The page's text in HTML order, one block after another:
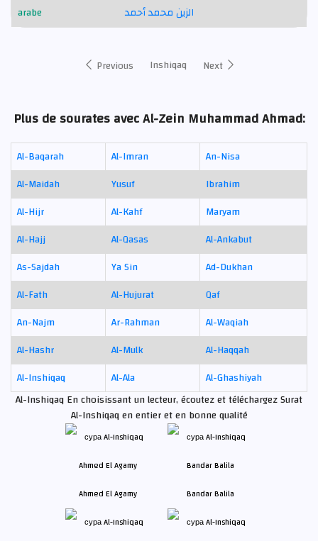
arabe
الزين محمد أحمد
Previous Inshiqaq Next
Plus de sourates avec Al-Zein Muhammad Ahmad:
Al-Baqarah Al-Imran
An-Nisa
Al-Maidah
Yusuf
Ibrahim
Al-Hijr
Al-Kahf
Maryam
Al-Hajj
Al-Qasas
Al-Ankabut
As-Sajdah
Ya Sin
Ad-Dukhan
Al-Fath
Al-Hujurat
Qaf
An-Najm
Ar-Rahman
Al-Waqiah
Al-Hashr
Al-Mulk
Al-Haqqah
Al-Inshiqaq
Al-Ala
Al-Ghashiyah
Al-Inshiqaq En choisissant un lecteur, écoutez et téléchargez Surat
Al-Inshiqaq en entier et en bonne qualité
Ahmed El Agamy Bandar Balila